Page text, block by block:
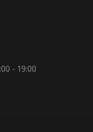
- 19:00